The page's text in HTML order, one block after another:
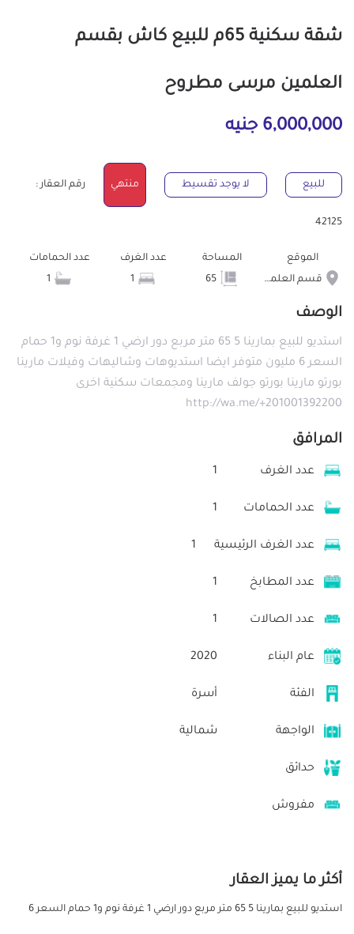
شقة سكنية 65م للبيع كاش بقسم
العلمين مرسى مطروح
6,000,000 جنيه
للبيع لا يوجد تقسيط منتهي رقم العقار :
42125
الموقع
قسم العلمين
المساحة
65
عدد الغرف
عدد الحمامات
الوصف
استديو للبيع بمارينا 5 65 متر مربع دور ارضي 1 غرفة نوم و1 حمام
السعر 6 مليون متوفر ايضا استديوهات وشاليهات وفيلات مارينا
بورتو مارينا بورتو جولف مارينا ومجمعات سكنية اخرى
http://wa.me/+201001392200
المرافق
عدد الغرف 1
عدد الحمامات 1
عدد الغرف الرئيسية 1
عدد المطابخ 1
عدد الصالات 1
عام البناء 2020
الفئة أسرة
الواجهة شمالية
حدائق
مفروش
أكثر ما يميز العقار
استديو للبيع بمارينا 5 65 متر مربع دور ارضي 1 غرفة نوم و1 حمام السعر 6